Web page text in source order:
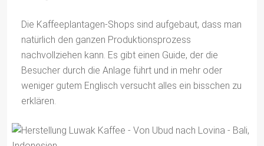
Die Kaffeeplantagen-Shops sind aufgebaut, dass man
natürlich den ganzen Produktionsprozess
nachvollziehen kann. Es gibt einen Guide, der die
Besucher durch die Anlage führt und in mehr oder
weniger gutem Englisch versucht alles ein bisschen zu
erklären.